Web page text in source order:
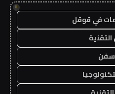
!
في قوقل
سفن